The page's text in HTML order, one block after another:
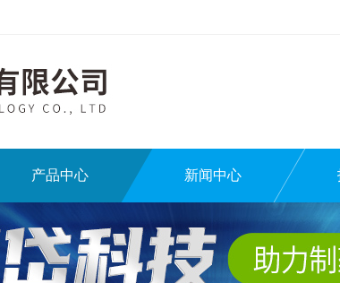
产品中心 新闻中心